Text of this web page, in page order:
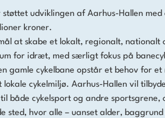
støttet udviklingen af Aarhus-Hallen med
kroner.
at skabe et lokalt, regionalt, nationalt
for idræt, med særligt fokus på
gamle cykelbane opstår et behov for et
lokale cykelmiljø. Aarhus-Hallen vil tilbyde
både cykelsport og andre sportsgrene,
sted, hvor alle – uanset alder, baggrund